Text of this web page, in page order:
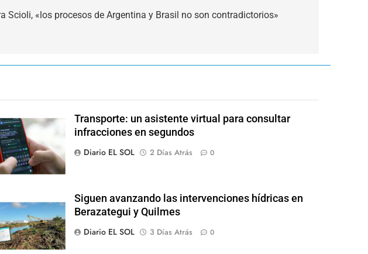
Scioli, «los procesos de Argentina y Brasil no son contradictorios»
Transporte: un asistente virtual para consultar
infracciones en segundos
Diario EL SOL
2 Días Atrás 0
Siguen avanzando las intervenciones hídricas en
Berazategui y Quilmes
Diario EL SOL
3 Días Atrás 0